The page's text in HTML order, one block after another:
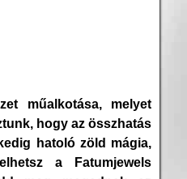
műalkotása, melyet
hogy az összhatás
hatoló zöld mágia,
a Fatumjewels